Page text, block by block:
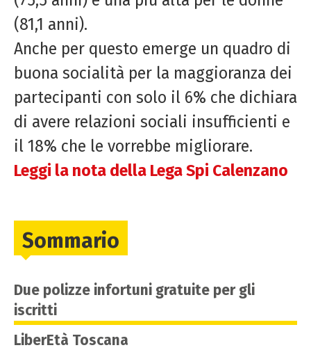
(81,1 anni).
Anche per questo emerge un quadro di
buona socialità per la maggioranza dei
partecipanti con solo il 6% che dichiara
di avere relazioni sociali insufficienti e
il 18% che le vorrebbe migliorare.
Leggi la nota della Lega Spi Calenzano
Sommario
Due polizze infortuni gratuite per gli
iscritti
LiberEtà Toscana